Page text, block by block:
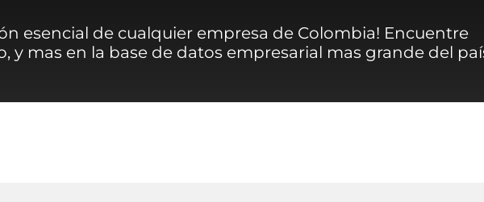
esencial de cualquier empresa de Colombia! Encuentre
y mas en la base de datos empresarial mas grande del